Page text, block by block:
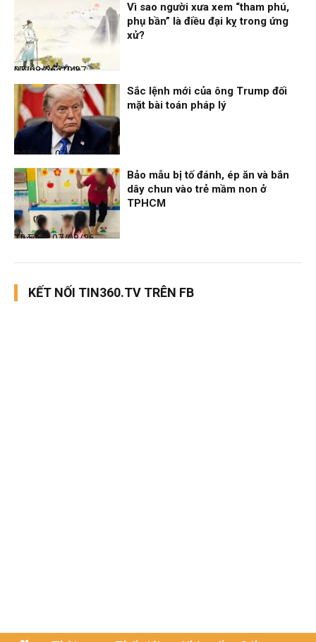
Nhịp sống 24h
07/08/26, 19:37
Vì sao người xưa xem “tham phú,
phụ bần” là điều đại kỵ trong ứng
xử?
Điểm tin
07/08/26, 14:56
Sắc lệnh mới của ông Trump đối
mặt bài toán pháp lý
Thời sự
07/08/26, 12:51
Bảo mẫu bị tố đánh, ép ăn và bắn
dây chun vào trẻ mầm non ở
TPHCM
KẾT NỐI TIN360.TV TRÊN FB